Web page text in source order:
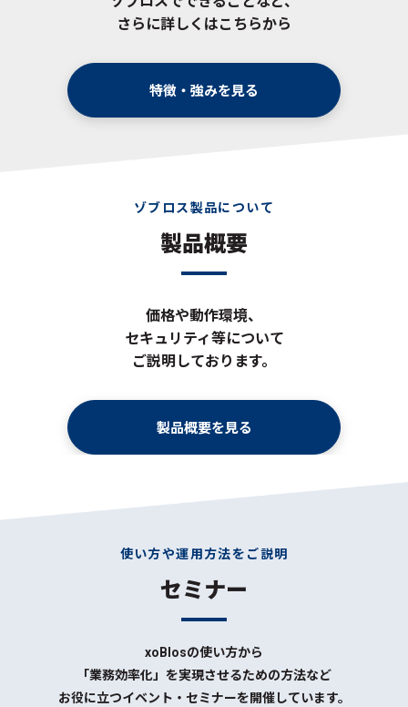
さらに詳しくはこちらから
特徴・強みを見る
ゾブロス製品について
製品概要
価格や動作環境、
セキュリティ等について
ご説明しております。
製品概要を見る
使い方や運用方法をご説明
セミナー
xoBlosの使い方から
「業務効率化」を実現させるための方法など
お役に立つイベント・セミナーを開催しています。